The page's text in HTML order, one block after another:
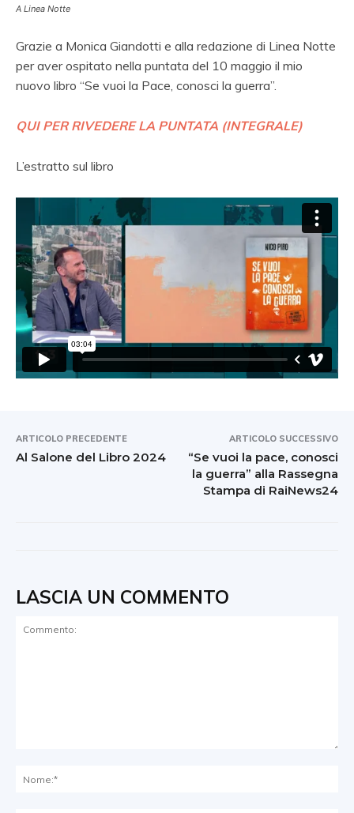
A Linea Notte
Grazie a Monica Giandotti e alla redazione di Linea Notte
per aver ospitato nella puntata del 10 maggio il mio
nuovo libro “Se vuoi la Pace, conosci la guerra”.
QUI PER RIVEDERE LA PUNTATA (INTEGRALE)
L’estratto sul libro
ARTICOLO PRECEDENTE
Al Salone del Libro 2024
ARTICOLO SUCCESSIVO
“Se vuoi la pace, conosci
la guerra” alla Rassegna
Stampa di RaiNews24
LASCIA UN COMMENTO